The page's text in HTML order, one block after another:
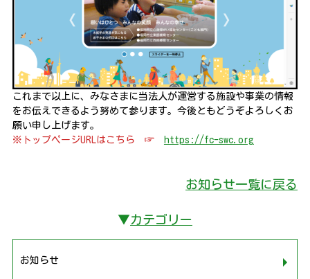
▼カテゴリー
お知らせ
これまで以上に、みなさまに当法人が運営する施設や事業の情報
をお伝えできるよう努めて参ります。今後ともどうぞよろしくお
願い申し上げます。
※トップページURLはこちら ☞ https://fc-swc.org
お知らせ一覧に戻る